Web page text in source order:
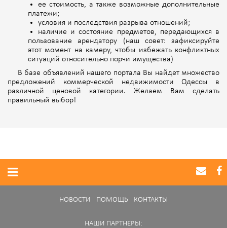
ее стоимость, а также возможные дополнительные
платежи;
условия и последствия разрыва отношений;
наличие и состояние предметов, передающихся в
пользование арендатору (наш совет: зафиксируйте
этот момент на камеру, чтобы избежать конфликтных
ситуаций относительно порчи имущества)
В базе объявлений нашего портала Вы найдет множество
предложений коммерческой недвижимости Одессы в
различной ценовой категории. Желаем Вам сделать
правильный выбор!
НОВОСТИ ПОМОЩЬ КОНТАКТЫ
НАШИ ПАРТНЕРЫ: